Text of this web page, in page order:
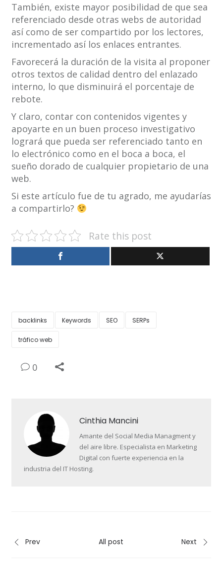
También, existe mayor posibilidad de que sea
referenciado desde otras webs de autoridad
así como de ser compartido por los lectores,
incrementado así los enlaces entrantes.
Favorecerá la duración de la visita al proponer
otros textos de calidad dentro del enlazado
interno, lo que disminuirá el porcentaje de
rebote.
Y claro, contar con contenidos vigentes y
apoyarte en un buen proceso investigativo
logrará que pueda ser referenciado tanto en
lo electrónico como en el boca a boca, el
sueño dorado de cualquier propietario de una
web.
Si este artículo fue de tu agrado, me ayudarías
a compartirlo?
Rate this post
backlinks Keywords SEO SERPs
tráfico web
0
Cinthia Mancini
Amante del Social Media Managment y
del aire libre. Especialista en Marketing
Digital con fuerte experiencia en la
industria del IT Hosting.
Prev All post Next